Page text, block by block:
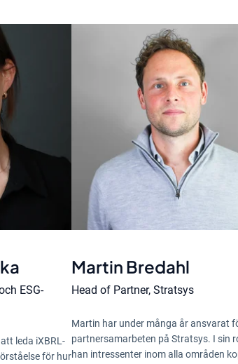
ESG-
leda iXBRL-
för hur
Martin Bredahl
Head of Partner, Stratsys
Martin har under många år ansvarat
partnersamarbeten på Stratsys. I sin
han intressenter inom alla områden